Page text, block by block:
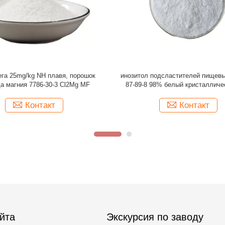
дополнения питания и добавки
инозитол порошка инозитола Myo
Контакт
протеин 1185-57-5 мозоли
подсластителей пищевых
Контакт
Экскурсия по заводу